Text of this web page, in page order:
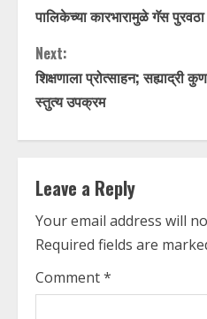
o
n
t
i
n
u
e
R
पालिकेच्या कारभारामुळे गॅस
Next:
शिक्षणाला प्रोत्साहन; सह्याद्री
स्तुत्य उपक्रम
Leave a Reply
Your email address will
Required fields are
Comment*